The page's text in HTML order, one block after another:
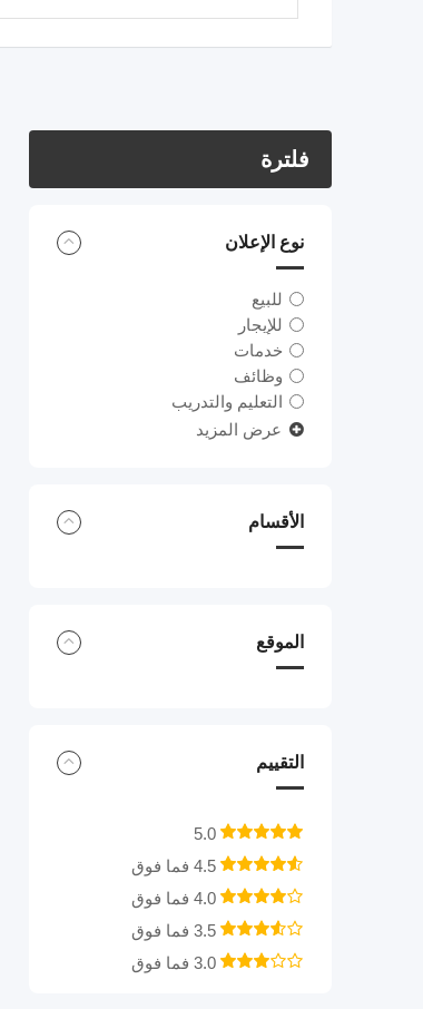
فلترة
نوع الإعلان
للبيع
للإيجار
خدمات
وظائف
التعليم والتدريب
عرض المزيد
الأقسام
الموقع
التقييم
5.0
4.5 فما فوق
4.0 فما فوق
3.5 فما فوق
3.0 فما فوق